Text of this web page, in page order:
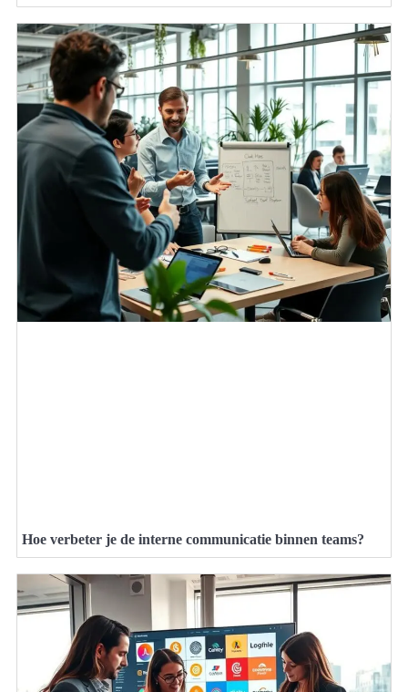
Hoe verbeter je de interne communicatie binnen teams?